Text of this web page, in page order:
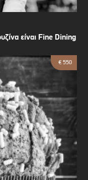
είναι Fine Dining
€ 550